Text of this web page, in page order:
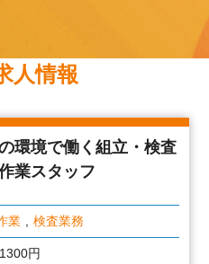
人情報
環境で働く組立・検査
業スタッフ
業 検査業務
円